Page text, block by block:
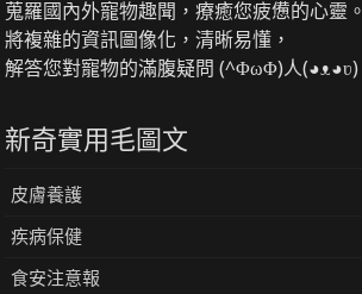
蒐羅國內外寵物趣聞，療癒您疲憊的心靈。
將複雜的資訊圖像化，清晰易懂，
解答您對寵物的滿腹疑問 (^ΦωΦ)人(◕ᴥ◕ʋ)
新奇實用毛圖文
皮膚養護
疾病保健
食安注意報